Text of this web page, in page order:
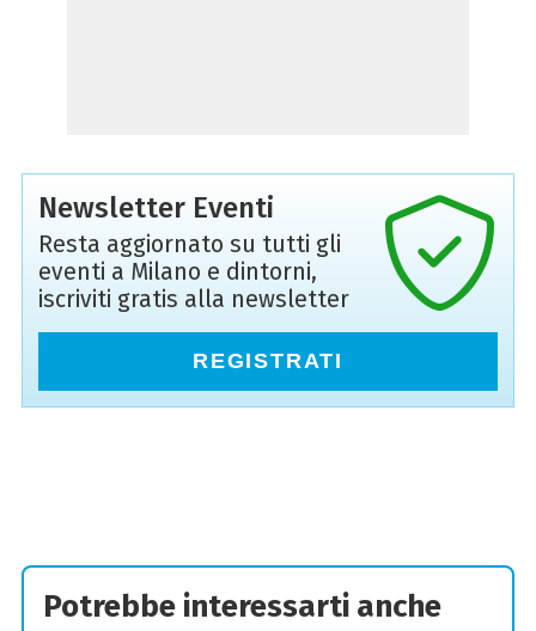
Newsletter Eventi
Resta aggiornato su tutti gli
eventi a Milano e dintorni,
iscriviti gratis alla newsletter
REGISTRATI
Potrebbe interessarti anche